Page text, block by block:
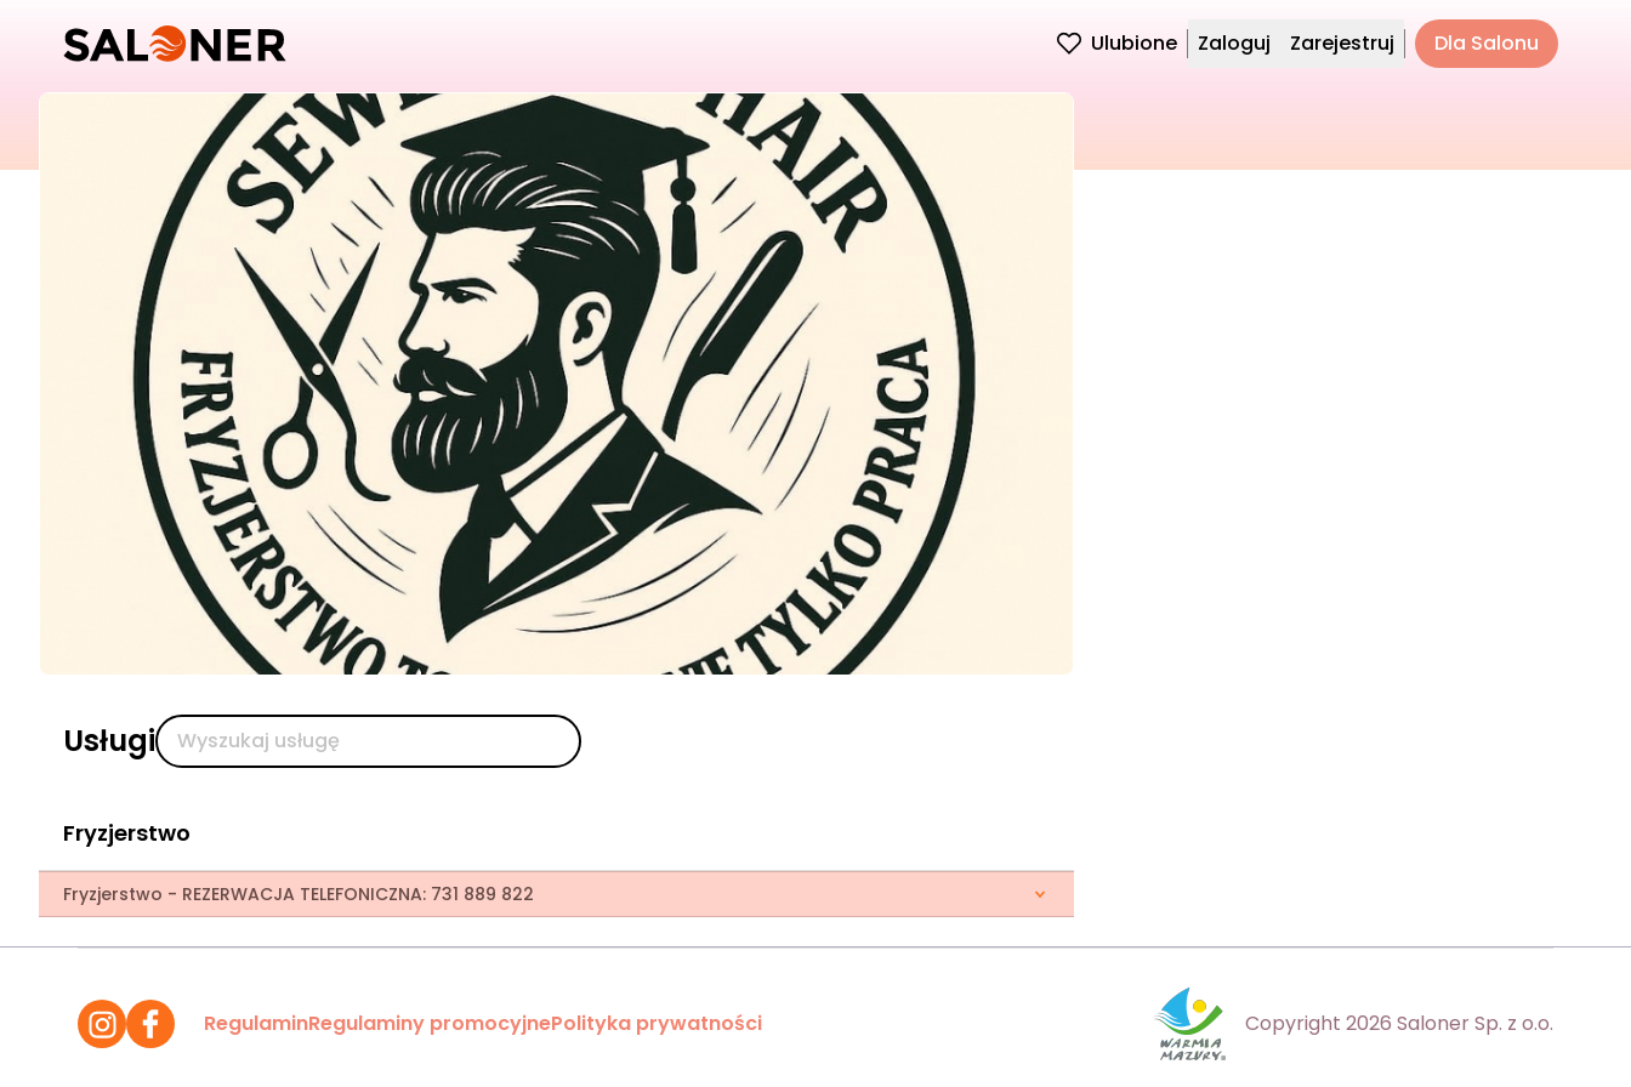
Ulubione Zaloguj Zarejestruj Dla Salonu
Usługi
Fryzjerstwo
Fryzjerstwo - REZERWACJA TELEFONICZNA: 731 889 822
RegulaminRegulaminy promocyjnePolityka prywatności Copyright 2026 Saloner Sp. z o.o.